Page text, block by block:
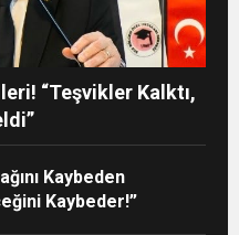
“Teşvikler Kalktı,
Kaybeden
Kaybeder!”